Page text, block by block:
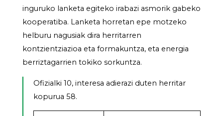
inguruko lanketa egiteko irabazi asmorik gabeko
kooperatiba. Lanketa horretan epe motzeko
helburu nagusiak dira herritarren
kontzientziazioa eta formakuntza, eta energia
berriztagarrien tokiko sorkuntza.
Ofizialki 10, interesa adierazi duten herritar
kopurua 58.